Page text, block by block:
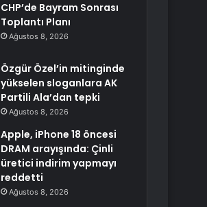
CHP’de Bayram Sonrası
Toplantı Planı
Ağustos 8, 2026
Özgür Özel’in mitinginde
yükselen sloganlara AK
Partili Ala’dan tepki
Ağustos 8, 2026
Apple, iPhone 18 öncesi
DRAM arayışında: Çinli
üretici indirim yapmayı
reddetti
Ağustos 8, 2026